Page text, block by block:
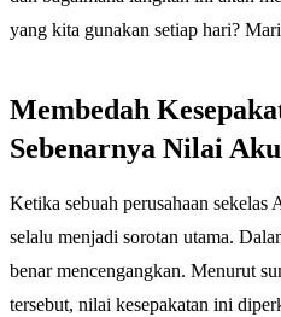
yang kita gunakan setiap hari?
Membedah
Sebenarnya Nilai
Ketika sebuah perusahaan
selalu menjadi sorotan utama.
benar mencengangkan. Menurut
tersebut, nilai kesepakatan ini